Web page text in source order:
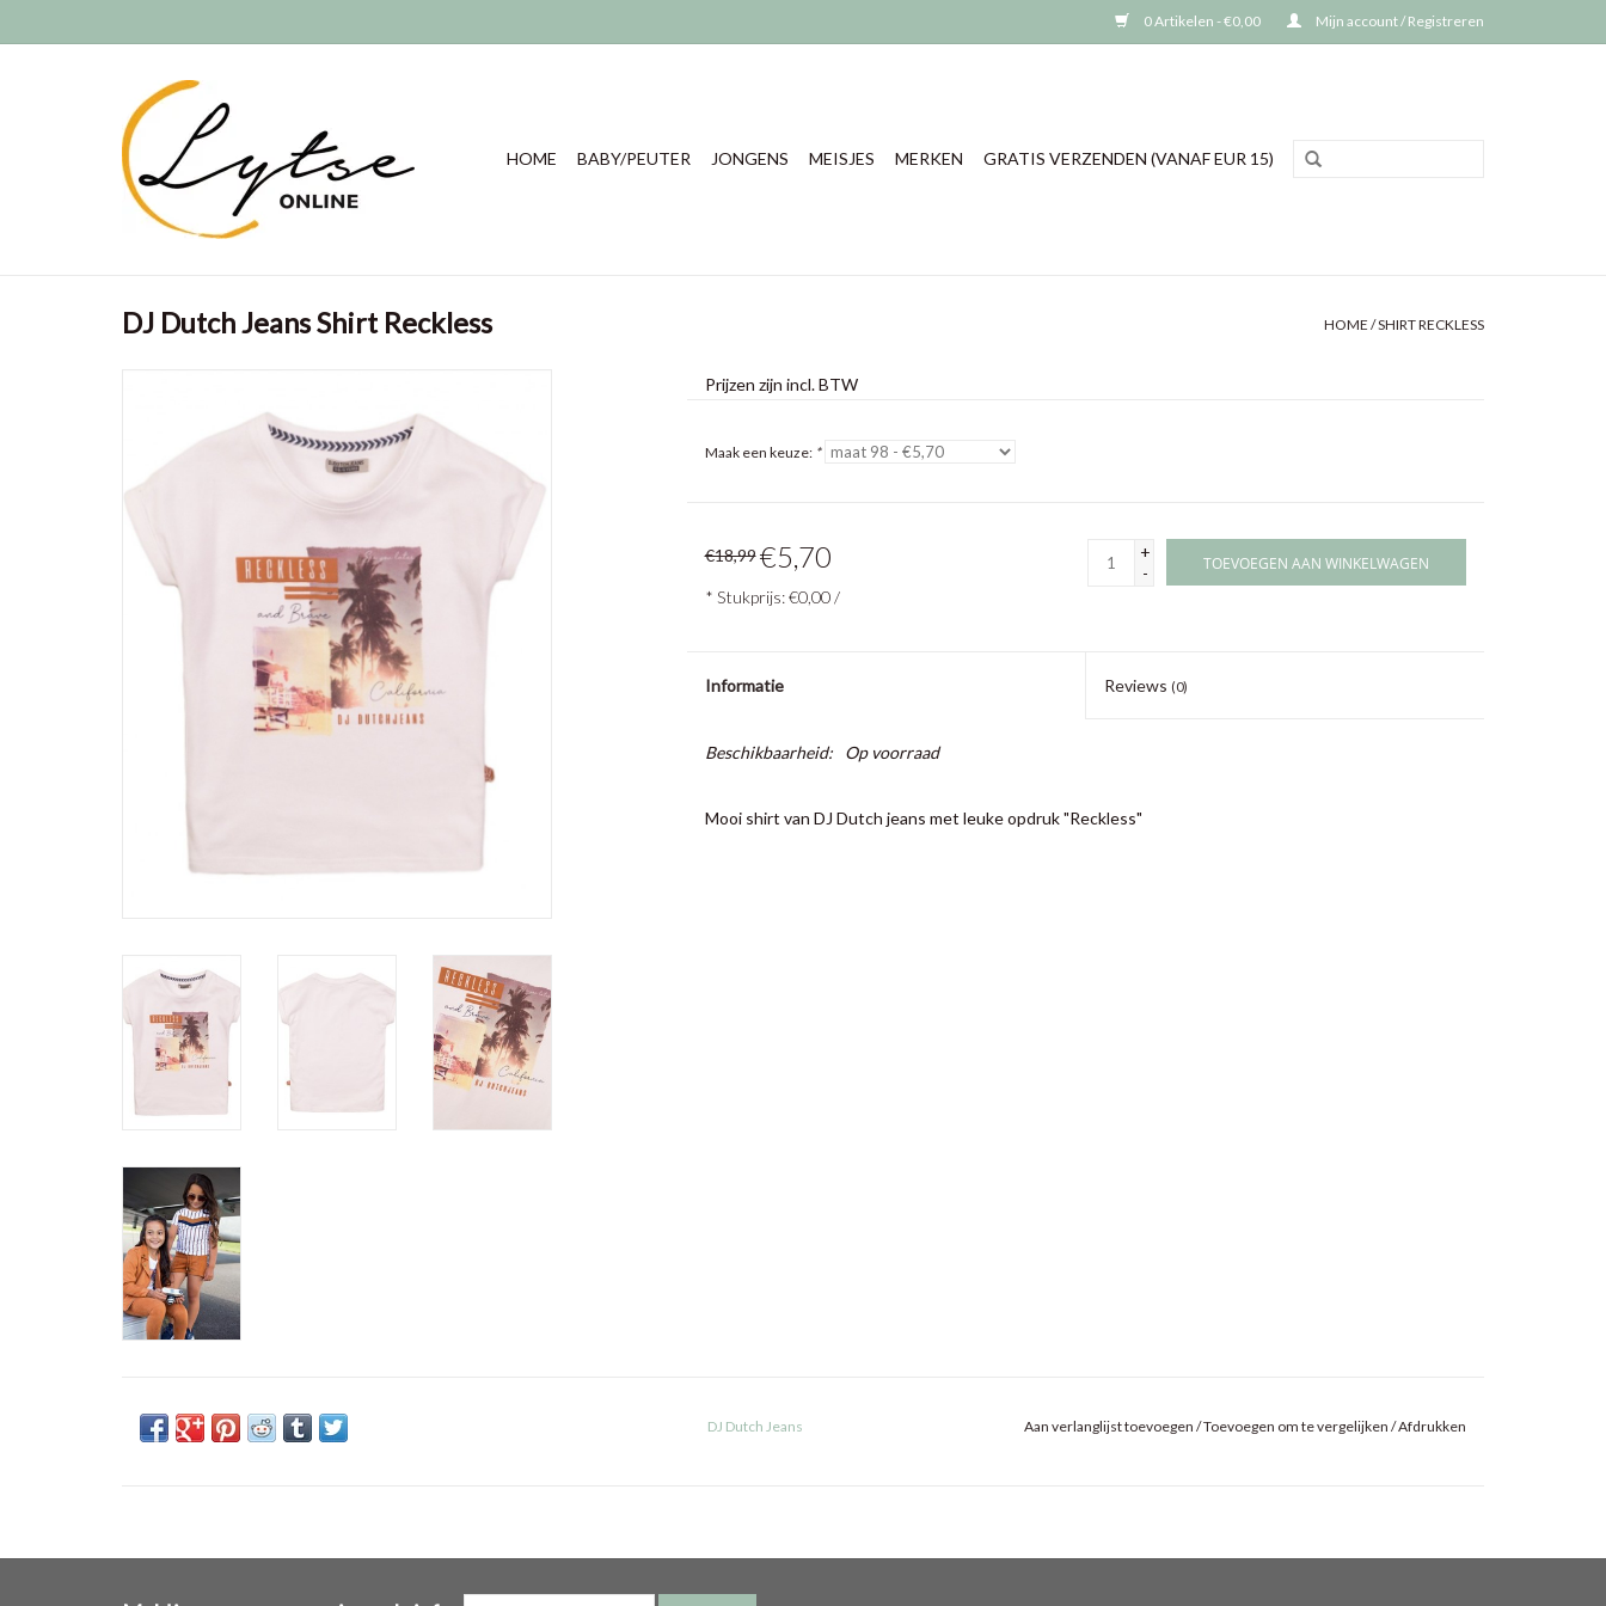
0 Artikelen - €0,00 Mijn account / Registreren
HOME BABY/PEUTER JONGENS MEISJES MERKEN GRATIS VERZENDEN (VANAF EUR 15)
DJ Dutch Jeans Shirt Reckless HOME /SHIRT RECKLESS
Prijzen zijn incl. BTW
Maak een keuze: *
€18,99 €5,70
* Stukprijs: €0,00 /
+
-
TOEVOEGEN AAN WINKELWAGEN
Informatie Reviews (0)
Beschikbaarheid: Op voorraad
Mooi shirt van DJ Dutch jeans met leuke opdruk "Reckless"
DJ Dutch Jeans Aan verlanglijst toevoegen /Toevoegen om te vergelijken /Afdrukken